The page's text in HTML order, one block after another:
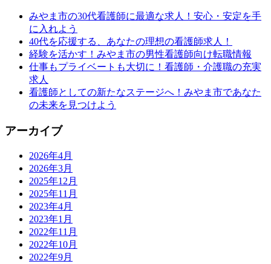
みやま市の30代看護師に最適な求人！安心・安定を手
に入れよう
40代を応援する、あなたの理想の看護師求人！
経験を活かす！みやま市の男性看護師向け転職情報
仕事もプライベートも大切に！看護師・介護職の充実
求人
看護師としての新たなステージへ！みやま市であなた
の未来を見つけよう
アーカイブ
2026年4月
2026年3月
2025年12月
2025年11月
2023年4月
2023年1月
2022年11月
2022年10月
2022年9月